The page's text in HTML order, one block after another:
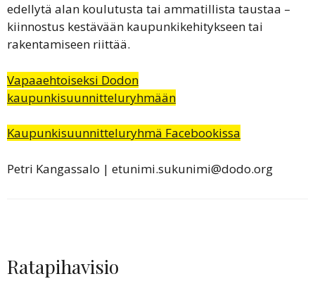
edellytä alan koulutusta tai ammatillista taustaa –
kiinnostus kestävään kaupunkikehitykseen tai
rakentamiseen riittää.
Vapaaehtoiseksi Dodon
kaupunkisuunnitteluryhmään
Kaupunkisuunnitteluryhmä Facebookissa
Petri Kangassalo | etunimi.sukunimi@dodo.org
Ratapihavisio